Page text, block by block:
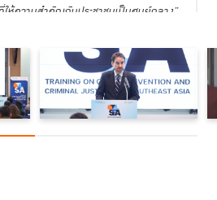
ให้ความสำคัญกับประชาชนเป็นศูนย์กลาง”
งแนวทางนี้สะท้อนถึงเป้าหมายในการสร้าง
ลุม และตอบสนองต่อความต้องการของทุก
งนี้จะเป็นประโยชน์ต่อผู้เข้าร่วมทุกคน ไม่
ความเข้าใจในประเด็นสำคัญเท่านั้น แต่ยัง
มือที่ยั่งยืนระหว่างผู้เข้าร่วมและองค์กรของผู้